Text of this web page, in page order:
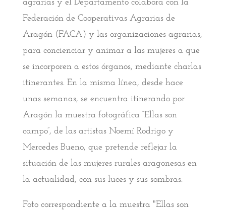
agrarias y el Departamento colabora con la
Federación de Cooperativas Agrarias de
Aragón (FACA) y las organizaciones agrarias,
para concienciar y animar a las mujeres a que
se incorporen a estos órganos, mediante charlas
itinerantes. En la misma línea, desde hace
unas semanas, se encuentra itinerando por
Aragón la muestra fotográfica “Ellas son
campo”, de las artistas Noemí Rodrigo y
Mercedes Bueno, que pretende reflejar la
situación de las mujeres rurales aragonesas en
la actualidad, con sus luces y sus sombras.
Foto correspondiente a la muestra "Ellas son